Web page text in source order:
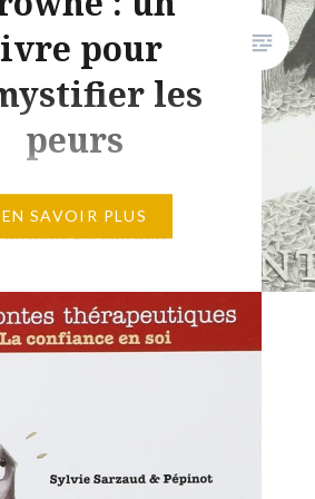
pour
les
peurs
de ce livre est très
un petit garçon doit
Là où la situation
est qu’il y a un
: soit emprunter la
la forêt profonde.
prend une décision
lieu…
EN SAVOIR PLUS